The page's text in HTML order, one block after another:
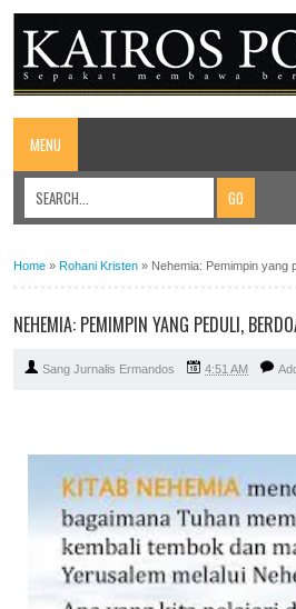
MENU
Home » Rohani Kristen » Nehemia: Pemimpin yang
NEHEMIA: PEMIMPIN YANG PEDULI,
Sang Jurnalis Ermandos 4:51 AM